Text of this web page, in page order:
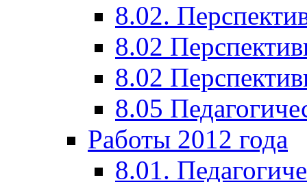
8.02.
8.02
8.02
8.05
Работы 2012 года
8.01.